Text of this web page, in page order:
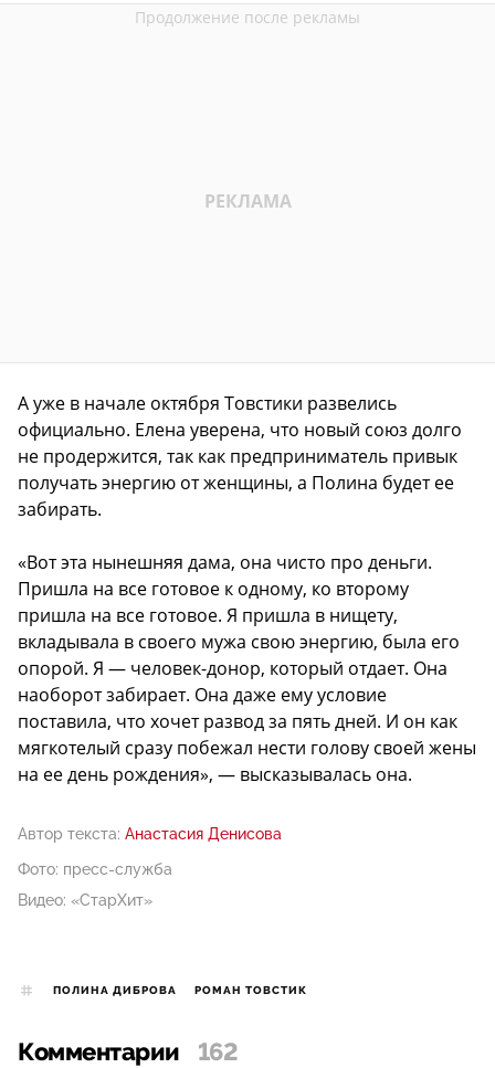
А уже в начале октября Товстики развелись
официально. Елена уверена, что новый союз долго
не продержится, так как предприниматель привык
получать энергию от женщины, а Полина будет ее
забирать.
«Вот эта нынешняя дама, она чисто про деньги.
Пришла на все готовое к одному, ко второму
пришла на все готовое. Я пришла в нищету,
вкладывала в своего мужа свою энергию, была его
опорой. Я — человек-донор, который отдает. Она
наоборот забирает. Она даже ему условие
поставила, что хочет развод за пять дней. И он как
мягкотелый сразу побежал нести голову своей жены
на ее день рождения», — высказывалась она.
Автор текста: Анастасия Денисова
Фото: пресс-служба
Видео: «СтарХит»
ПОЛИНА ДИБРОВА РОМАН ТОВСТИК
Комментарии 162